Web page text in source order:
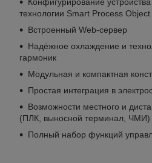
технологии Smart Process Object
Встроенный Web-сервер
Надёжное охлаждение и
гармоник
Модульная и компактная
Простая интеграция в
Возможности местного и
(ПЛК, выносной терминал, ЧМИ)
Полный набор функций